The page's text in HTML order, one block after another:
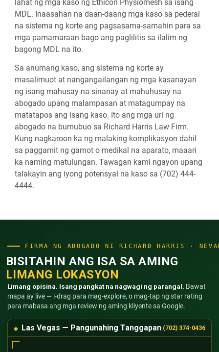
lahat ng mga kaso ng Ethicon Physiomesh sa isang
MDL. Inaasahan na daan-daang mga kaso sa pederal
na sistema ng korte ang pagsasama-samahin para sa
mga pamamaraan bago ang paglilitis sa ilalim ng
bagong MDL na ito.
Sa anumang kaso, ang sistema ng korte ay
masalimuot at nangangailangan ng mga kasanayan
ng isang mahusay na sinanay at mahuhusay na
abogado upang malampasan at matagumpay na
matatapos ang isang kaso. Ito ang mga uri ng
abogado na bumubuo sa Richard Harris Law Firm.
Kung nagkaroon ka ng malaking komplikasyon dahil
sa paggamit ng gamot o medikal na aparato, maaari
ka naming matulungan. Tawagan kami ngayon upang
talakayin ang iyong potensyal na kaso sa (702) 444-
4444.
FIRMA NG ABOGADO NI RICHARD HARRIS ·
BISITAHIN ANG ISA SA AMING
LIMANG LOKASYON
Limang opisina. Isang pangkat na nagwagi ng parangal. Bawat
mapa ay live — i-drag para mag-explore, o mag-tap ng star rating
para mabasa ang mga review ng aming kliyente sa Google.
Las Vegas — Pangunahing Tanggapan (702) 374-0436